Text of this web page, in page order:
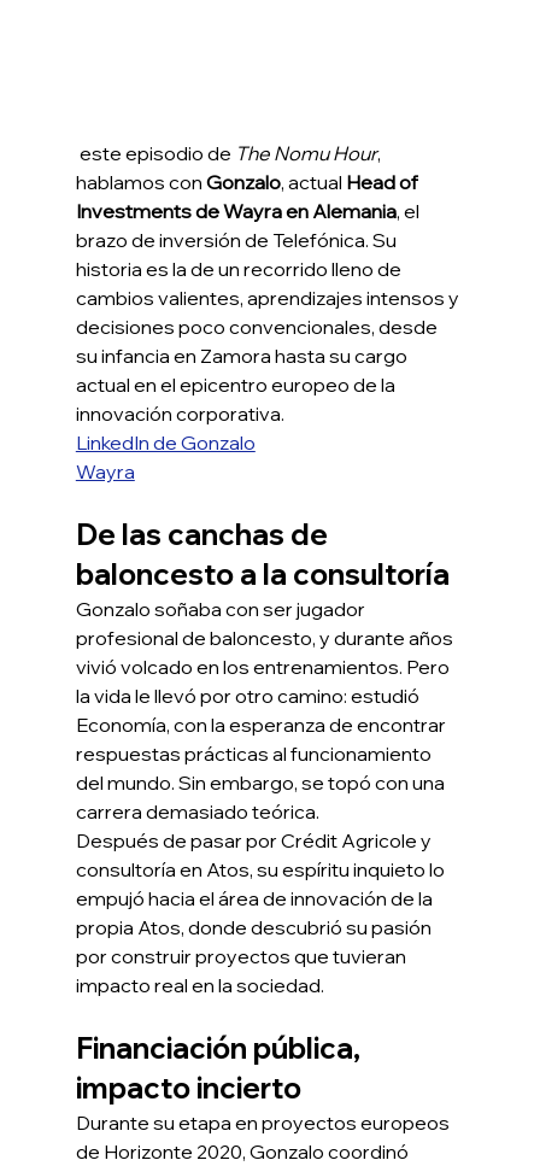
este episodio de The Nomu Hour,
hablamos con Gonzalo, actual Head of
Investments de Wayra en Alemania, el
brazo de inversión de Telefónica. Su
historia es la de un recorrido lleno de
cambios valientes, aprendizajes intensos y
decisiones poco convencionales, desde
su infancia en Zamora hasta su cargo
actual en el epicentro europeo de la
innovación corporativa.
LinkedIn de Gonzalo
Wayra
De las canchas de
baloncesto a la consultoría
Gonzalo soñaba con ser jugador
profesional de baloncesto, y durante años
vivió volcado en los entrenamientos. Pero
la vida le llevó por otro camino: estudió
Economía, con la esperanza de encontrar
respuestas prácticas al funcionamiento
del mundo. Sin embargo, se topó con una
carrera demasiado teórica.
Después de pasar por Crédit Agricole y
consultoría en Atos, su espíritu inquieto lo
empujó hacia el área de innovación de la
propia Atos, donde descubrió su pasión
por construir proyectos que tuvieran
impacto real en la sociedad.
Financiación pública,
impacto incierto
Durante su etapa en proyectos europeos
de Horizonte 2020, Gonzalo coordinó